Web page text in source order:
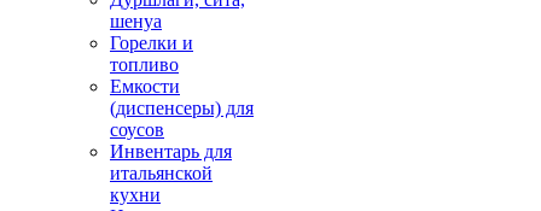
шенуа
Горелки и
топливо
Емкости
(диспенсеры) для
соусов
Инвентарь для
итальянской
кухни